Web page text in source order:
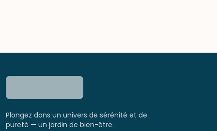
Plongez dans un univers de sérénité et de
pureté — un jardin de bien-être.